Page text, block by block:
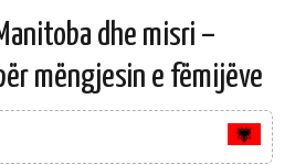
dhe misri –
mëngjesin e fëmijëve